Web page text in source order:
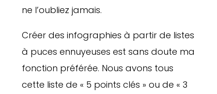
ne l’oubliez jamais.
Créer des infographies à partir de listes
à puces ennuyeuses est sans doute ma
fonction préférée. Nous avons tous
cette liste de « 5 points clés » ou de « 3